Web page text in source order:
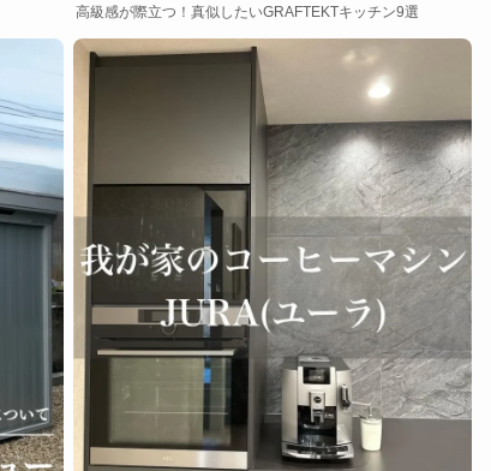
高級感が際立つ！真似したいGRAFTEKTキッチン9選